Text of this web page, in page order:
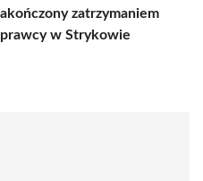
zatrzymaniem
w Strykowie